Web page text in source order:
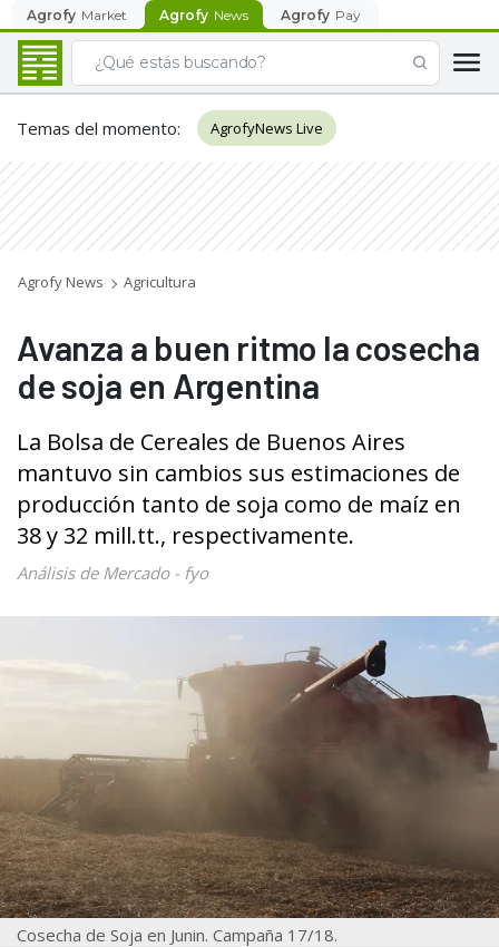
Agrofy Market Agrofy News Agrofy Pay
Temas del momento: AgrofyNews Live
Agrofy News Agricultura
Avanza a buen ritmo la cosecha
de soja en Argentina
La Bolsa de Cereales de Buenos Aires
mantuvo sin cambios sus estimaciones de
producción tanto de soja como de maíz en
38 y 32 mill.tt., respectivamente.
Análisis de Mercado - fyo
Cosecha de Soja en Junin. Campaña 17/18.